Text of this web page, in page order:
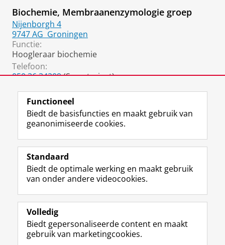
Biochemie, Membraanenzymologie groep
Nijenborgh 4
9747 AG Groningen
Functie:
Hoogleraar biochemie
Telefoon:
050 36 34209(Secretariaat)
Volg de RUG
F
a
e
b
o
p
a
L
i
k
e
I
-
p
R
S
-
f
e
R
I
n
t
r
m
Y
o
T
e
k
Studiekiezers
Alumni
Over ons
Functioneel
Biedt de basisfuncties en maakt gebruik van
geanonimiseerde cookies.
Standaard
Biedt de optimale werking en maakt gebruik
van onder andere videocookies.
Volledig
Biedt gepersonaliseerde content en maakt
gebruik van marketingcookies.